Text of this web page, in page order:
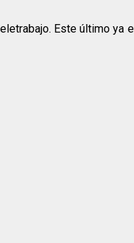
Este último ya